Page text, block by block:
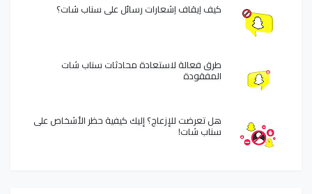
كيف إيقاف إشعارات رسائل على سناب شات؟
طرق فعالة لاستعادة محادثات سناب شات
المفقودة
هل تعرضت للإزعاج؟ إليك كيفية حظر الأشخاص على
سناب شات!